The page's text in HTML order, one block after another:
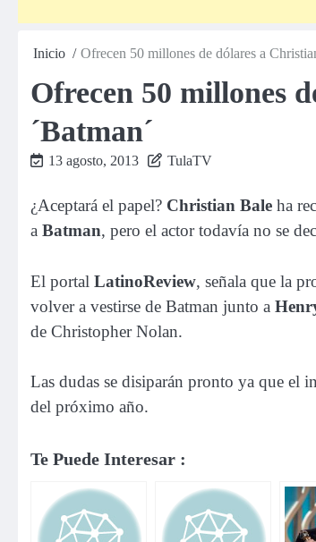
Inicio Ofrecen 50 millones de dólares a
Ofrecen 50 millones
´Batman´
13 agosto, 2013 TulaTV
¿Aceptará el papel? Christian Bale ha
a Batman, pero el actor todavía no se
El portal LatinoReview, señala que la
volver a vestirse de Batman junto a
de Christopher Nolan.
Las dudas se disiparán pronto ya que el
del próximo año.
Te Puede Interesar :